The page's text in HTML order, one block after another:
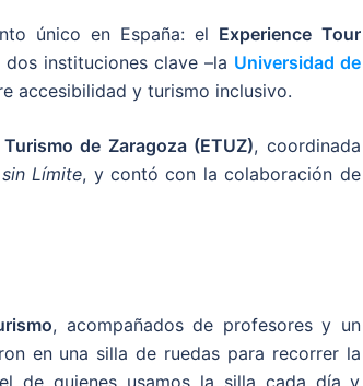
único en España: el Experience Tour
instituciones clave –la Universidad de
accesibilidad y turismo inclusivo.
de Zaragoza (ETUZ), coordinada
Límite, y contó con la colaboración de
, acompañados de profesores y un
en una silla de ruedas para recorrer la
de quienes usamos la silla cada día y